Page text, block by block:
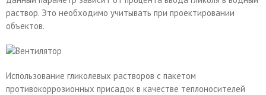
раствор. Это необходимо учитывать при проектировании
объектов.
Использование гликолевых растворов с пакетом
противокоррозионных присадок в качестве теплоносителей